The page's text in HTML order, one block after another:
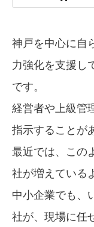
神戸を中心に自
力強化を支援し
です。
経営者や上級管
指示することが
最近では、この
社が増えている
中小企業でも、
社が、現場に任